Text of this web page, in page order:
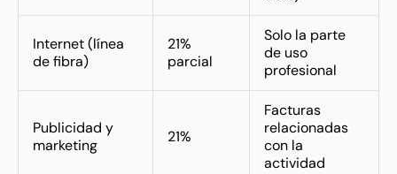
Internet (línea
de fibra)
21%
parcial
Solo la parte
de uso
profesional
Publicidad y
marketing
21%
Facturas
relacionadas
con la
actividad